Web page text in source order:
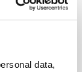
data,